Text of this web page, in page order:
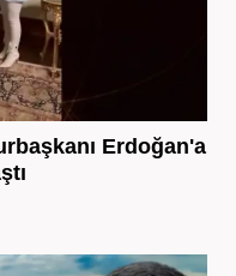
Erdoğan'a